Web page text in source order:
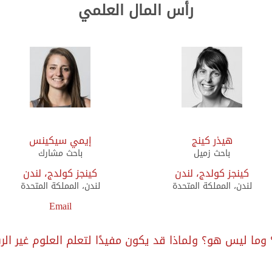
رأس المال العلمي
هيذر كينج
باحث زميل
إيمي سيكينس
باحث مشارك
كينجز كولدج، لندن
لندن، المملكة المتحدة
كينجز كولدج، لندن
لندن، المملكة المتحدة
Email
ليس هو؟ ولماذا قد يكون مفيدًا لتعلم العلوم غير